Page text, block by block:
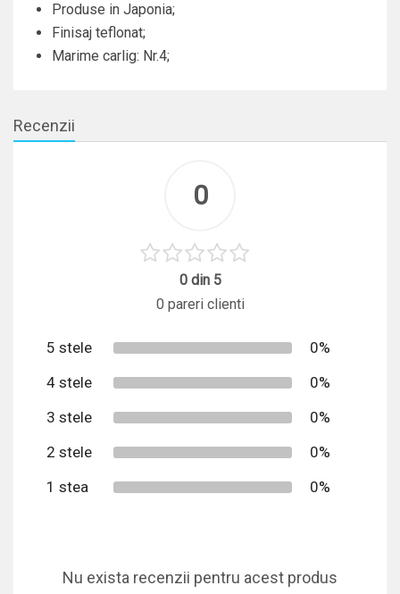
Produse in Japonia;
Finisaj teflonat;
Marime carlig: Nr.4;
Recenzii
0
0 din 5
0 pareri clienti
5 stele
0%
4 stele
0%
3 stele
0%
2 stele
0%
1 stea
0%
Nu exista recenzii pentru acest produs